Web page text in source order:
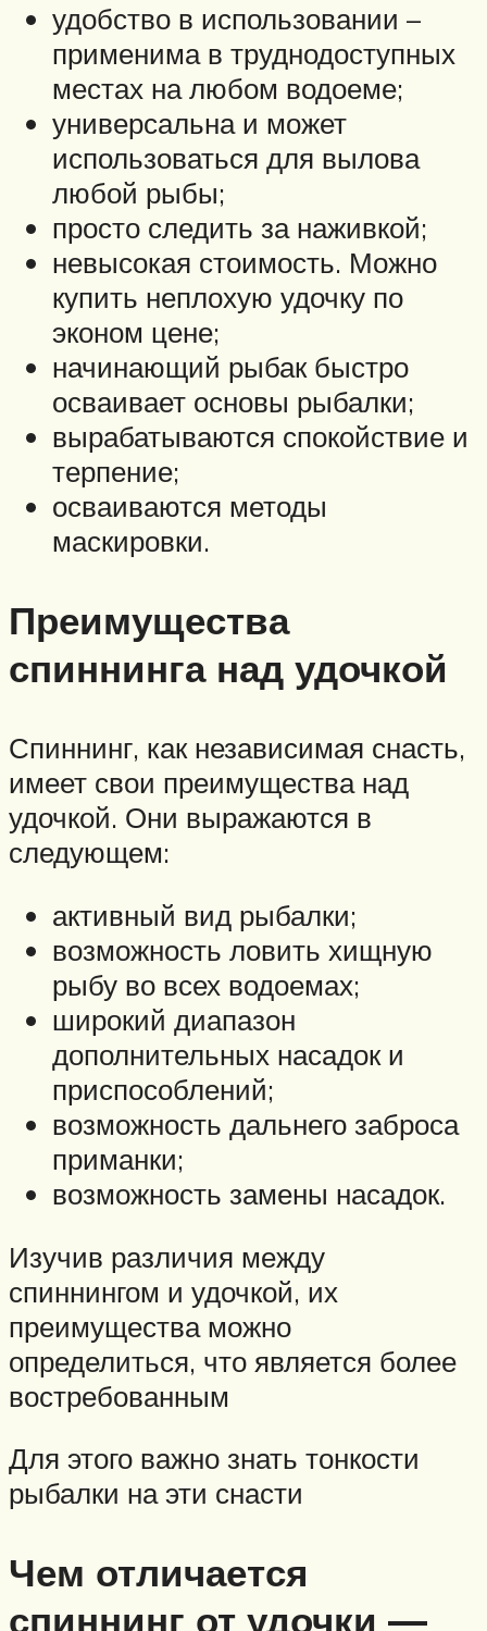
удобство в использовании –
применима в труднодоступных
местах на любом водоеме;
универсальна и может
использоваться для вылова
любой рыбы;
просто следить за наживкой;
невысокая стоимость. Можно
купить неплохую удочку по
эконом цене;
начинающий рыбак быстро
осваивает основы рыбалки;
вырабатываются спокойствие и
терпение;
осваиваются методы
маскировки.
Преимущества
спиннинга над удочкой
Спиннинг, как независимая снасть,
имеет свои преимущества над
удочкой. Они выражаются в
следующем:
активный вид рыбалки;
возможность ловить хищную
рыбу во всех водоемах;
широкий диапазон
дополнительных насадок и
приспособлений;
возможность дальнего заброса
приманки;
возможность замены насадок.
Изучив различия между
спиннингом и удочкой, их
преимущества можно
определиться, что является более
востребованным
Для этого важно знать тонкости
рыбалки на эти снасти
Чем отличается
спиннинг от удочки —